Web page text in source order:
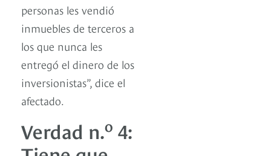
personas les vendió
inmuebles de terceros a
los que nunca les
entregó el dinero de los
inversionistas”, dice el
afectado.
Verdad n.o 4: